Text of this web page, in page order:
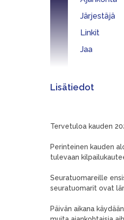
Järjestäjä
Linkit
Jaa
Lisätiedot
Tervetuloa kauden
Perinteinen kauden
tulevaan
Seuratuomareille
seuratuomarit ovat
Päivän aikana